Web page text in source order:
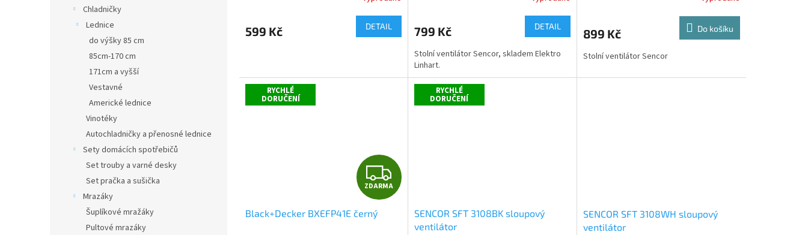
Chladničky
Lednice
do výšky 85 cm
85cm-170 cm
171cm a vyšší
Vestavné
Americké lednice
Vinotéky
Autochladničky a přenosné lednice
Sety domácích spotřebičů
Set trouby a varné desky
Set pračka a sušička
Mrazáky
Šuplíkové mražáky
Pultové mrazáky
je
hvězdiček.
599 Kč DETAIL 799 Kč DETAIL
Stolní ventilátor Sencor, skladem Elektro
Linhart.
899 Kč Do košíku
Stolní ventilátor Sencor
RYCHLÉ
DORUČENÍ
Z
D
ZDARMA
Black+Decker BXEFP41E černý
RYCHLÉ
DORUČENÍ
SENCOR SFT 3108BK sloupový
ventilátor
SENCOR SFT 3108WH sloupový
ventilátor